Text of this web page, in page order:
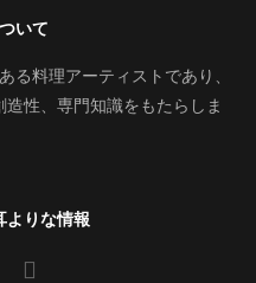
いて
る料理アーティストであり、
性、専門知識をもたらしま
よりな情報